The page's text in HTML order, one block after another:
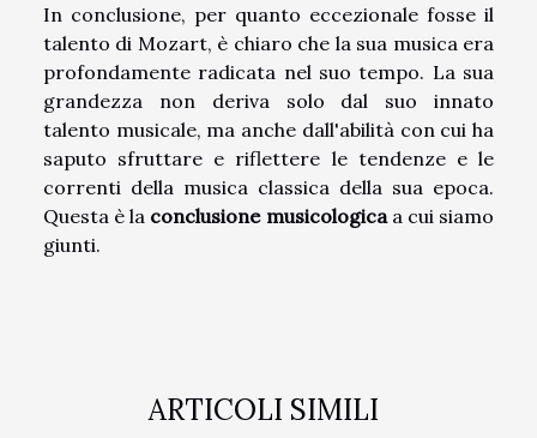
In conclusione, per quanto eccezionale fosse il
talento di Mozart, è chiaro che la sua musica era
profondamente radicata nel suo tempo. La sua
grandezza non deriva solo dal suo innato
talento musicale, ma anche dall'abilità con cui ha
saputo sfruttare e riflettere le tendenze e le
correnti della musica classica della sua epoca.
Questa è la conclusione musicologicaa cui siamo
giunti.
ARTICOLI SIMILI